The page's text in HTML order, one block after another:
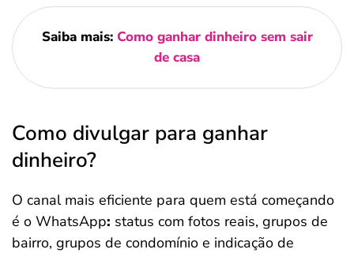
Saiba mais: Como ganhar dinheiro sem sair
de casa
Como divulgar para ganhar
dinheiro?
O canal mais eficiente para quem está começando
é o WhatsApp: status com fotos reais, grupos de
bairro, grupos de condomínio e indicação de